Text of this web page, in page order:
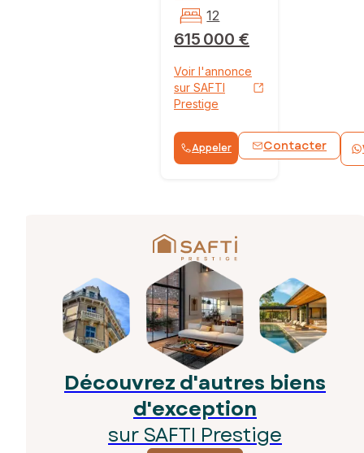
615 000 €
12
Voir l'annonce
sur SAFTI
Prestige
Appeler Contacter
Découvrez d'autres biens
d'exception
sur SAFTI Prestige